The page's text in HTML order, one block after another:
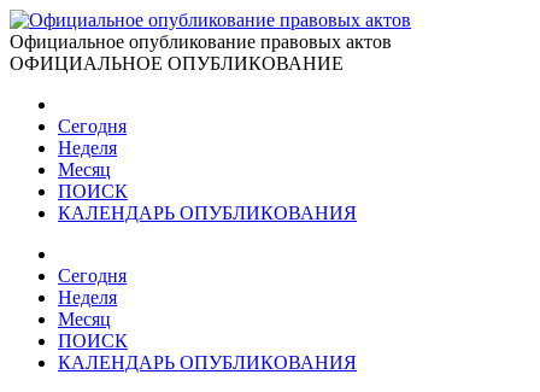
Официальное опубликование правовых актов
ОФИЦИАЛЬНОЕ ОПУБЛИКОВАНИЕ
Сегодня
Неделя
Месяц
ПОИСК
КАЛЕНДАРЬ ОПУБЛИКОВАНИЯ
Сегодня
Неделя
Месяц
ПОИСК
КАЛЕНДАРЬ ОПУБЛИКОВАНИЯ